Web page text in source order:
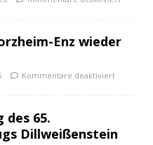
Enz wieder
Kommentare deaktiviert
des 65.
Dillweißenstein